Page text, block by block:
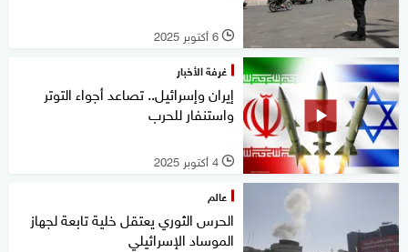
l 6 أكتوبر 2025
غرفة الأخبار
إيران وإسرائيل.. تصاعد أجواء التوتر
واستنفار للحرب
l 4 أكتوبر 2025
عالم
الحرس الثوري يعتقل خلية تابعة لجهاز
الموساد الإسرائيلي